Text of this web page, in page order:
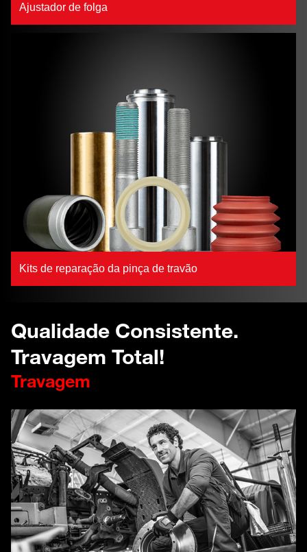
Ajustador de folga
Kits de reparação da pinça de travão
Qualidade Consistente.
Travagem Total!
Travagem